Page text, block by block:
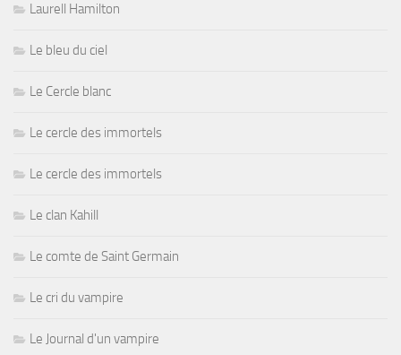
Laurell Hamilton
Le bleu du ciel
Le Cercle blanc
Le cercle des immortels
Le cercle des immortels
Le clan Kahill
Le comte de Saint Germain
Le cri du vampire
Le Journal d'un vampire